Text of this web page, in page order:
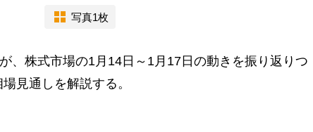
写真1枚
、株式市場の1月14日～1月17日の動きを振り返りつ
見通しを解説する。